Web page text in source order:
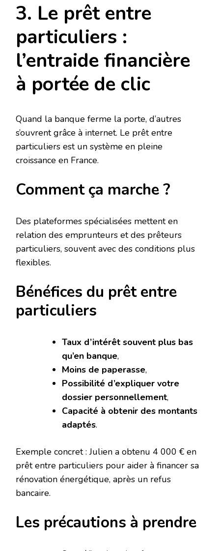
3. Le prêt entre
particuliers :
l’entraide financière
à portée de clic
Quand la banque ferme la porte, d’autres
s’ouvrent grâce à internet. Le prêt entre
particuliers est un système en pleine
croissance en France.
Comment ça marche ?
Des plateformes spécialisées mettent en
relation des emprunteurs et des prêteurs
particuliers, souvent avec des conditions plus
flexibles.
Bénéfices du prêt entre
particuliers
Taux d’intérêt souvent plus bas
qu’en banque,
Moins de paperasse,
Possibilité d’expliquer votre
dossier personnellement,
Capacité à obtenir des montants
adaptés.
Exemple concret : Julien a obtenu 4 000 € en
prêt entre particuliers pour aider à financer sa
rénovation énergétique, après un refus
bancaire.
Les précautions à prendre